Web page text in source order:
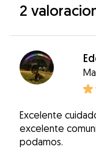
2
Excelente
excelente
podamos.